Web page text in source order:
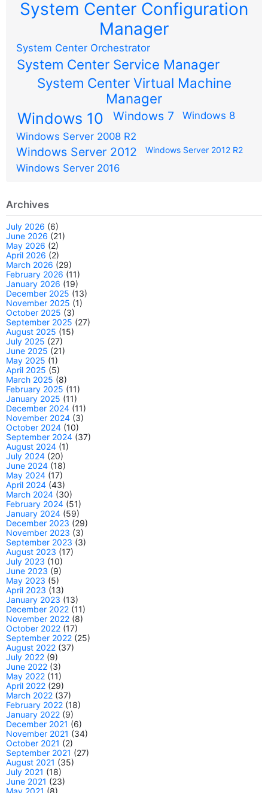
System Center Configuration
Manager
System Center Orchestrator
System Center Service Manager
System Center Virtual Machine
Manager
Windows 10 Windows 7
Windows 8
Windows Server 2008 R2
Windows Server 2012 Windows Server 2012 R2
Windows Server 2016
Archives
July 2026 (6)
June 2026 (21)
May 2026 (2)
April 2026 (2)
March 2026 (29)
February 2026 (11)
January 2026 (19)
December 2025 (13)
November 2025 (1)
October 2025 (3)
September 2025 (27)
August 2025 (15)
July 2025 (27)
June 2025 (21)
May 2025 (1)
April 2025 (5)
March 2025 (8)
February 2025 (11)
January 2025 (11)
December 2024 (11)
November 2024 (3)
October 2024 (10)
September 2024 (37)
August 2024 (1)
July 2024 (20)
June 2024 (18)
May 2024 (17)
April 2024 (43)
March 2024 (30)
February 2024 (51)
January 2024 (59)
December 2023 (29)
November 2023 (3)
September 2023 (3)
August 2023 (17)
July 2023 (10)
June 2023 (9)
May 2023 (5)
April 2023 (13)
January 2023 (13)
December 2022 (11)
November 2022 (8)
October 2022 (17)
September 2022 (25)
August 2022 (37)
July 2022 (9)
June 2022 (3)
May 2022 (11)
April 2022 (29)
March 2022 (37)
February 2022 (18)
January 2022 (9)
December 2021 (6)
November 2021 (34)
October 2021 (2)
September 2021 (27)
August 2021 (35)
July 2021 (18)
June 2021 (23)
May 2021 (8)